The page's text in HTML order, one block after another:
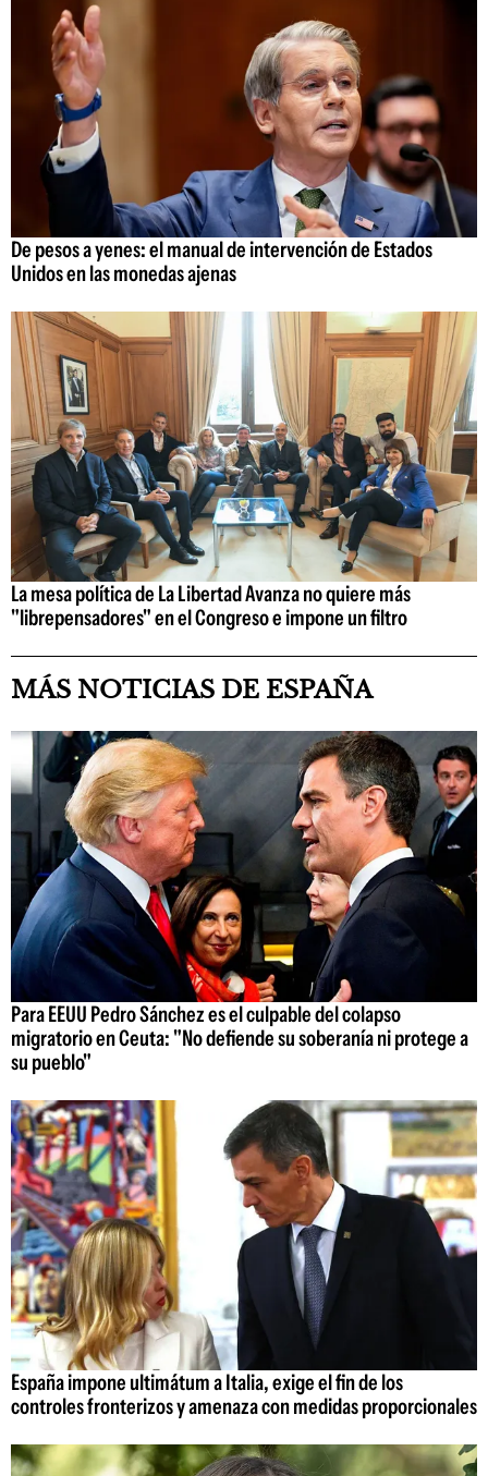
De pesos a yenes: el manual de intervención de Estados
Unidos en las monedas ajenas
La mesa política de La Libertad Avanza no quiere más
"librepensadores" en el Congreso e impone un filtro
MÁS NOTICIAS DE ESPAÑA
Para EEUU Pedro Sánchez es el culpable del colapso
migratorio en Ceuta: "No defiende su soberanía ni protege a
su pueblo"
España impone ultimátum a Italia, exige el fin de los
controles fronterizos y amenaza con medidas proporcionales